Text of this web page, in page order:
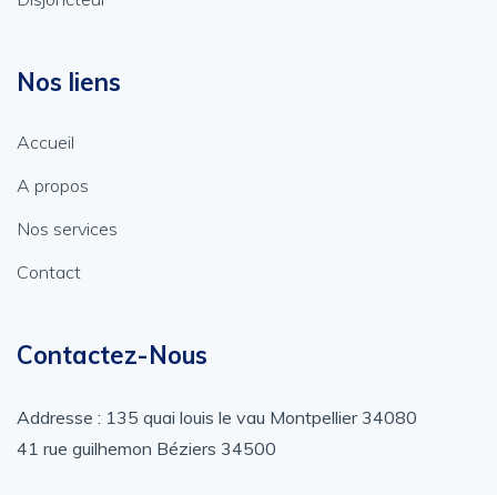
Nos liens
Accueil
A propos
Nos services
Contact
Contactez-Nous
Addresse : 135 quai louis le vau Montpellier 34080
41 rue guilhemon Béziers 34500